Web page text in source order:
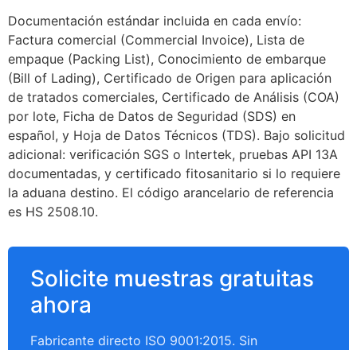
Documentación estándar incluida en cada envío:
Factura comercial (Commercial Invoice), Lista de
empaque (Packing List), Conocimiento de embarque
(Bill of Lading), Certificado de Origen para aplicación
de tratados comerciales, Certificado de Análisis (COA)
por lote, Ficha de Datos de Seguridad (SDS) en
español, y Hoja de Datos Técnicos (TDS). Bajo solicitud
adicional: verificación SGS o Intertek, pruebas API 13A
documentadas, y certificado fitosanitario si lo requiere
la aduana destino. El código arancelario de referencia
es HS 2508.10.
Solicite muestras gratuitas
ahora
Fabricante directo ISO 9001:2015. Sin